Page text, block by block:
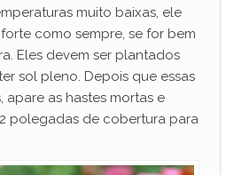
muito baixas, ele
como sempre, se for bem
Eles devem ser plantados
sol pleno. Depois que essas
apare as hastes mortas e
polegadas de cobertura para